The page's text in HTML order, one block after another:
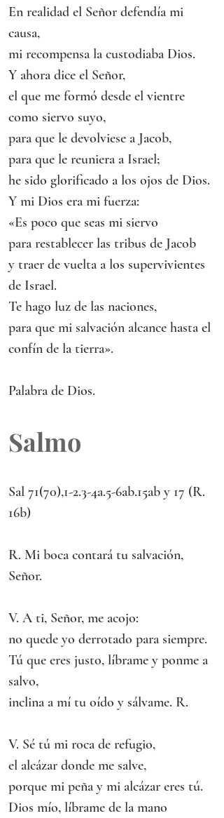
En realidad el Señor defendía mi
causa,
mi recompensa la custodiaba Dios.
Y ahora dice el Señor,
el que me formó desde el vientre
como siervo suyo,
para que le devolviese a Jacob,
para que le reuniera a Israel;
he sido glorificado a los ojos de Dios.
Y mi Dios era mi fuerza:
«Es poco que seas mi siervo
para restablecer las tribus de Jacob
y traer de vuelta a los supervivientes
de Israel.
Te hago luz de las naciones,
para que mi salvación alcance hasta el
confín de la tierra».
Palabra de Dios.
Salmo
Sal 71(70),1-2.3-4a.5-6ab.15ab y 17 (R.
16b)
R. Mi boca contará tu salvación,
Señor.
V. A ti, Señor, me acojo:
no quede yo derrotado para siempre.
Tú que eres justo, líbrame y ponme a
salvo,
inclina a mí tu oído y sálvame. R.
V. Sé tú mi roca de refugio,
el alcázar donde me salve,
porque mi peña y mi alcázar eres tú.
Dios mío, líbrame de la mano